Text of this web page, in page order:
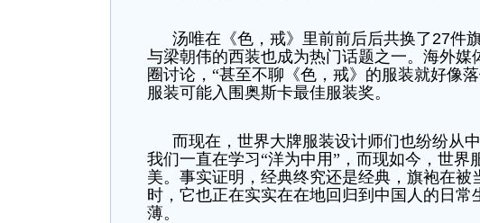
汤唯在《色，戒》里前前后后共换了27件
与梁朝伟的西装也成为热门话题之一。海外
圈讨论，“甚至不聊《色，戒》的服装就好像
服装可能入围奥斯卡最佳服装奖。
而现在，世界大牌服装设计师们也纷纷从
我们一直在学习“洋为中用”，而现如今，世
美。事实证明，经典终究还是经典，旗袍在
时，它也正在实实在在地回归到中国人的日
薄。